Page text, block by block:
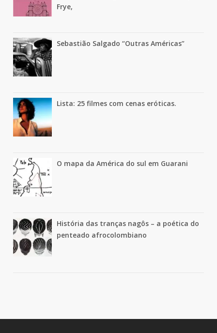
Frye,
Sebastião Salgado “Outras Américas”
Lista: 25 filmes com cenas eróticas.
O mapa da América do sul em Guarani
História das tranças nagôs – a poética do
penteado afrocolombiano